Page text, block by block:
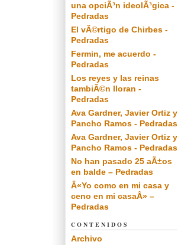
una opciÃ³n ideolÃ³gica -
Pedradas
El vÃ©rtigo de Chirbes -
Pedradas
Fermin, me acuerdo -
Pedradas
Los reyes y las reinas
tambiÃ©n lloran -
Pedradas
Ava Gardner, Javier Ortiz y
Pancho Ramos - Pedradas
Ava Gardner, Javier Ortiz y
Pancho Ramos - Pedradas
No han pasado 25 aÃ±os
en balde – Pedradas
Â«Yo como en mi casa y
ceno en mi casaÂ» –
Pedradas
CONTENIDOS
Archivo